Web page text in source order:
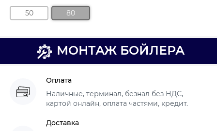
50 80
МОНТАЖ БОЙЛЕРА
Оплата
Наличные, терминал, безнал без НДС,
картой онлайн, оплата частями, кредит.
Доставка